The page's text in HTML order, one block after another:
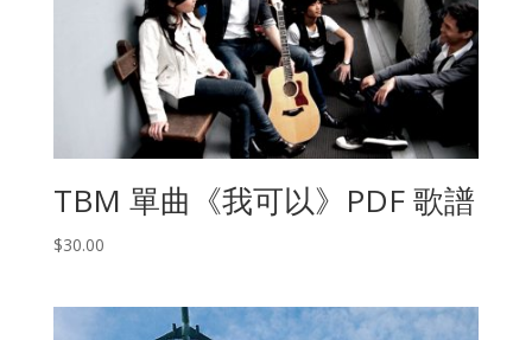
TBM 單曲《我可以》PDF 歌譜
$30.00